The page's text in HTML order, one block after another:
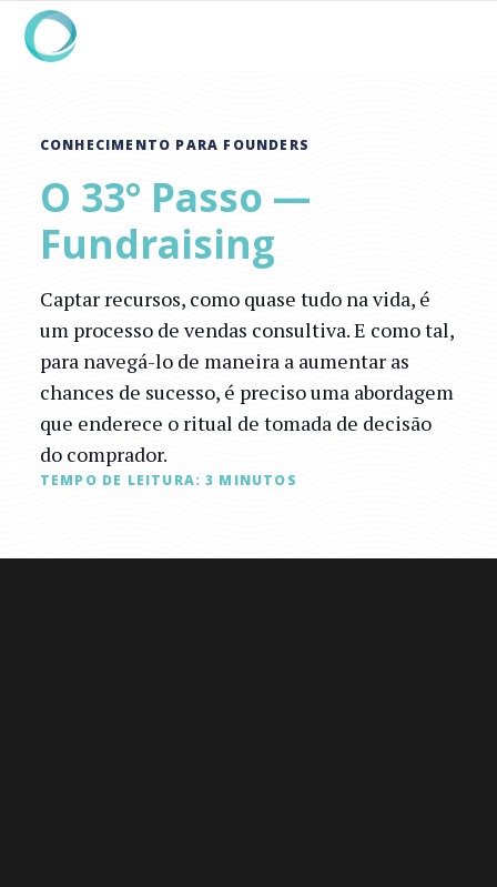
CONHECIMENTO PARA FOUNDERS
O 33° Passo —
Fundraising
Captar recursos, como quase tudo na vida, é
um processo de vendas consultiva. E como tal,
para navegá-lo de maneira a aumentar as
chances de sucesso, é preciso uma abordagem
que enderece o ritual de tomada de decisão
do comprador.
TEMPO DE LEITURA: 3 MINUTOS